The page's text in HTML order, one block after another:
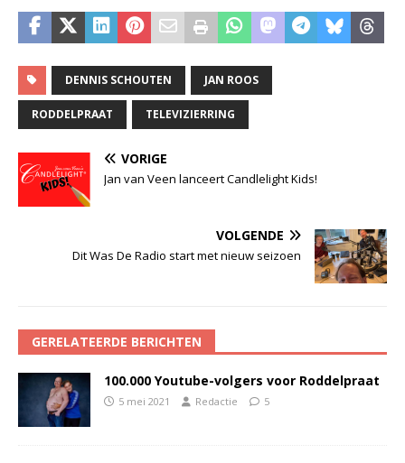
DENNIS SCHOUTEN JAN ROOS
RODDELPRAAT TELEVIZIERRING
VORIGE
Jan van Veen lanceert Candlelight Kids!
VOLGENDE
Dit Was De Radio start met nieuw seizoen
GERELATEERDE BERICHTEN
100.000 Youtube-volgers voor Roddelpraat
5 mei 2021 Redactie 5